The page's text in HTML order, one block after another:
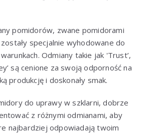
pomidorów, zwane pomidorami
specjalnie wyhodowane do
Odmiany takie jak 'Trust’,
są cenione za swoją odporność na
produkcję i doskonały smak.
do uprawy w szklarni, dobrze
z różnymi odmianami, aby
najbardziej odpowiadają twoim